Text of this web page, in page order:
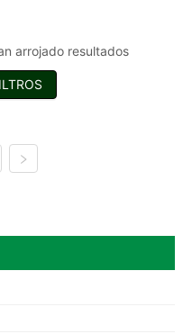
arrojado resultados